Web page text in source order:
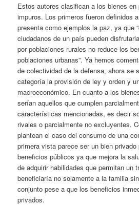
Estos autores clasifican a los bienes en
impuros. Los primeros fueron definidos
presenta como ejemplos la paz, ya que
ciudadanos de un país pueden
por poblaciones rurales no reduce los
poblaciones urbanas”. Ya hemos
de colectividad de la defensa, ahora se
categoría la provisión de ley y orden y
macroeconómico. En cuanto a los
serían aquellos que cumplen
características mencionadas, es decir
rivales o parcialmente no excluyentes.
plantean el caso del consumo de una
primera vista parece ser un bien
beneficios públicos ya que mejora la
de adquirir habilidades que permitan un
beneficiaría no solamente a la familia
conjunto pese a que los beneficios
privados.